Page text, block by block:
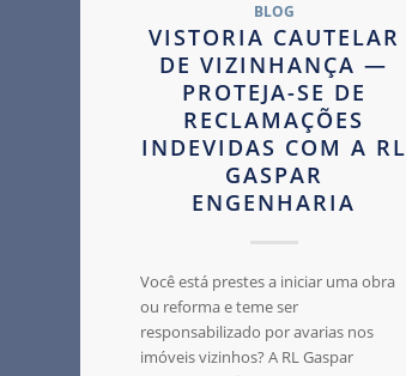
BLOG
VISTORIA CAUTELAR
DE VIZINHANÇA —
PROTEJA-SE DE
RECLAMAÇÕES
INDEVIDAS COM A RL
GASPAR
ENGENHARIA
Você está prestes a iniciar uma obra
ou reforma e teme ser
responsabilizado por avarias nos
imóveis vizinhos? A RL Gaspar